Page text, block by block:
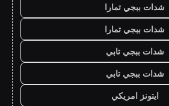
شدات ببجي تمارا
شدات ببجي تمارا
شدات ببجي تابي
شدات ببجي تابي
ايتونز امريكي